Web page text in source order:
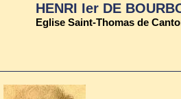
HENRI Ier DE
Eglise Saint-Thomas de